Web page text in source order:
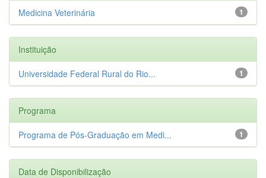
1
Medicina Veterinária
Instituição
1
Universidade Federal Rural do Rio...
Programa
1
Programa de Pós-Graduação em Medi...
Data de Disponibilização